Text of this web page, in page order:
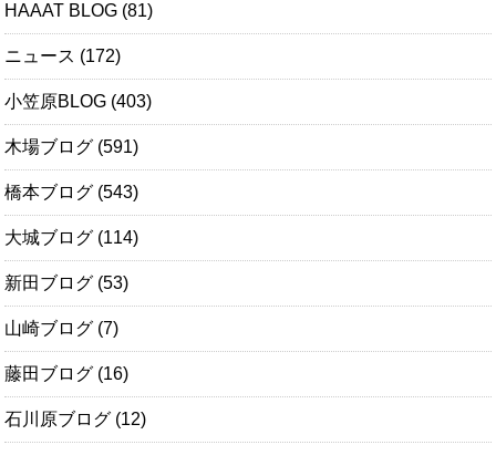
HAAAT BLOG (81)
ニュース (172)
小笠原BLOG (403)
木場ブログ (591)
橋本ブログ (543)
大城ブログ (114)
新田ブログ (53)
山崎ブログ (7)
藤田ブログ (16)
石川原ブログ (12)